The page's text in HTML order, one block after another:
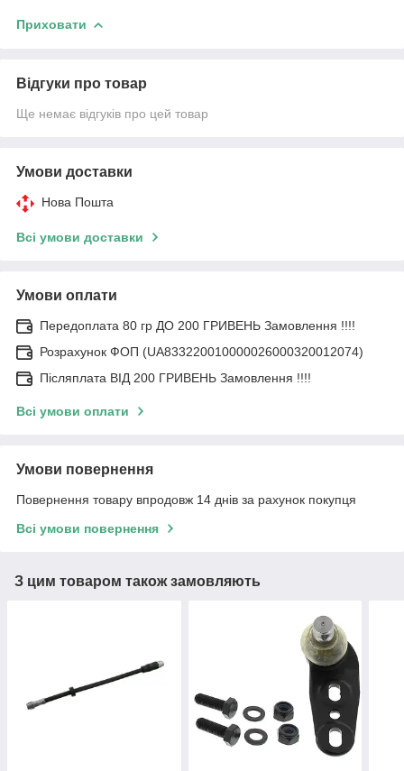
Приховати
Відгуки про товар
Ще немає відгуків про цей товар
Умови доставки
Нова Пошта
Всі умови доставки
Умови оплати
Передоплата 80 гр ДО 200 ГРИВЕНЬ Замовлення !!!!
Розрахунок ФОП (UA833220010000026000320012074)
Післяплата ВІД 200 ГРИВЕНЬ Замовлення !!!!
Всі умови оплати
Умови повернення
Повернення товару впродовж 14 днів за рахунок покупця
Всі умови повернення
З цим товаром також замовляють